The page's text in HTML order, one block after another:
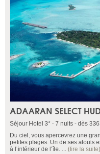
ADAARAN SELECT
Séjour Hotel 3* - 7 nuits - dès
Du ciel, vous apercevrez une
petites plages. Un de ses atouts
à l’intérieur de l’île. ... (lire la suite)